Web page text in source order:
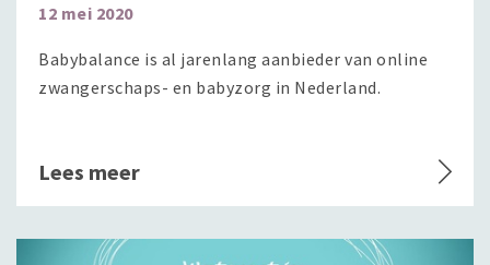
12 mei 2020
Babybalance is al jarenlang aanbieder van online
zwangerschaps- en babyzorg in Nederland.
Lees meer